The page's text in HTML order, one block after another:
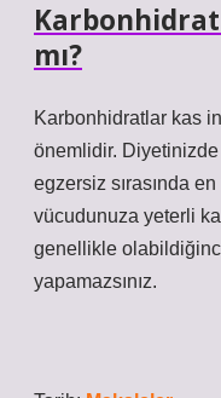
Karbonhidrat
mı?
Karbonhidratlar kas
önemlidir. Diyetinizde
egzersiz sırasında
vücudunuza yeterli
genellikle
yapamazsınız.